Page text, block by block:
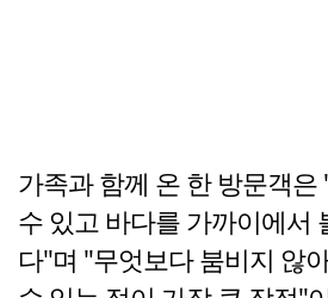
가족과 함께 온 한 방문객
수 있고 바다를 가까이에서
다"며 "무엇보다 붐비지 않